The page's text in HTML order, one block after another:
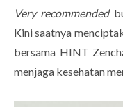
Very recommended
Kini saatnya
bersama HINT
menjaga kesehatan